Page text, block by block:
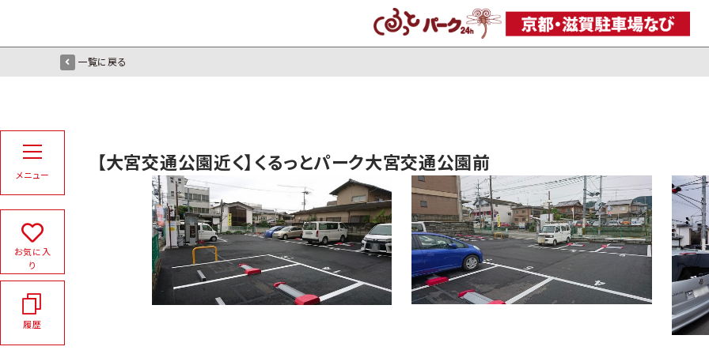
メニュー
お気に入
り
履歴
一覧に戻る
【大宮交通公園近く】くるっとパーク大宮交通公園前